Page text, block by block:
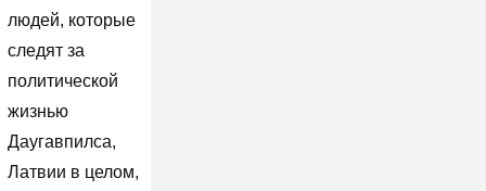
людей, которые
следят за
политической
жизнью
Даугавпилса,
Латвии в целом,